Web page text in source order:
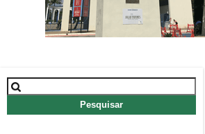
Pesquisar
por: